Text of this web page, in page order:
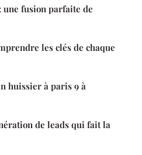
une fusion parfaite de
les clés de chaque
huissier à paris 9 à
de leads qui fait la